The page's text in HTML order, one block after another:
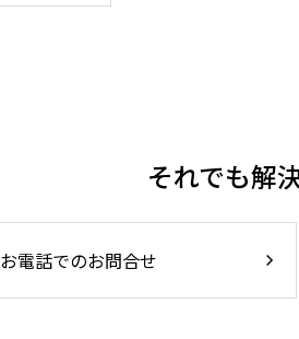
それでも解
お電話でのお問合せ